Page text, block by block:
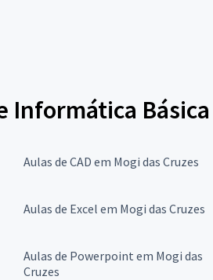
Informática Básica
Aulas de CAD em Mogi das Cruzes
Aulas de Excel em Mogi das Cruzes
Aulas de Powerpoint em Mogi das
Cruzes